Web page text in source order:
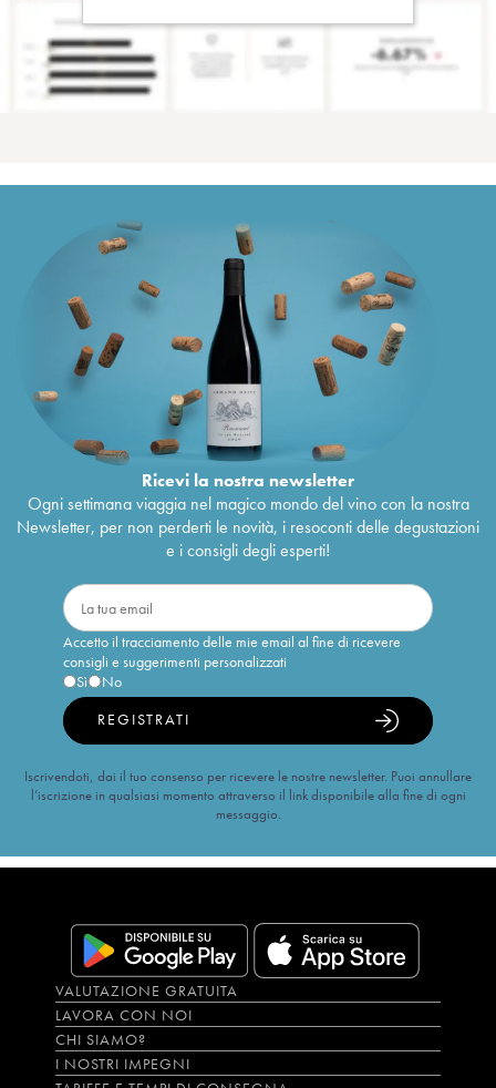
Ricevi la nostra newsletter
Ogni settimana viaggia nel magico mondo del vino con la nostra
Newsletter, per non perderti le novità, i resoconti delle degustazioni
e i consigli degli esperti!
Accetto il tracciamento delle mie email al fine di ricevere
consigli e suggerimenti personalizzati
Sì
No
REGISTRATI
Iscrivendoti, dai il tuo consenso per ricevere le nostre newsletter. Puoi annullare
l’iscrizione in qualsiasi momento attraverso il link disponibile alla fine di ogni
messaggio.
VALUTAZIONE GRATUITA
LAVORA CON NOI
CHI SIAMO?
I NOSTRI IMPEGNI